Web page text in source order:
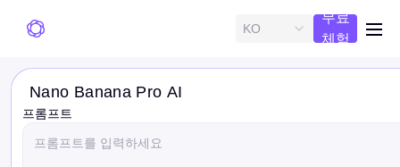
KO
무료
체험
Nano Banana Pro AI
프롬프트